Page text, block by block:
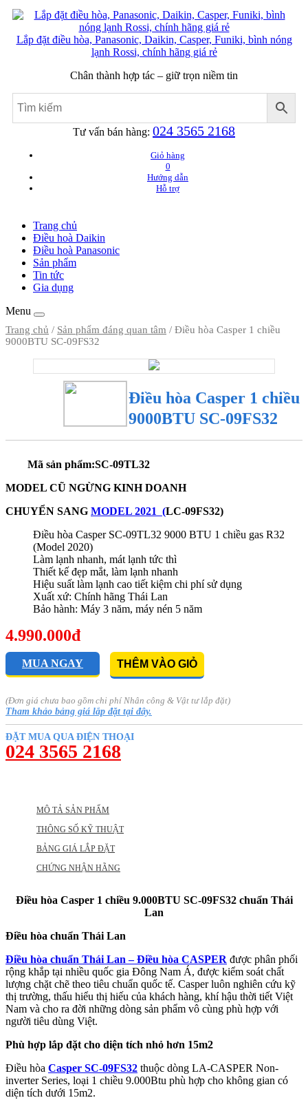
Lắp đặt điều hòa, Panasonic, Daikin, Casper, Funiki, bình nóng
lạnh Rossi, chính hãng giá rẻ
Chân thành hợp tác – giữ trọn niềm tin
Tư vấn bán hàng: 024 3565 2168
Giỏ hàng
0
Hướng dẫn
Hỗ trợ
Trang chủ
Điều hoà Daikin
Điều hoà Panasonic
Sản phẩm
Tin tức
Gia dụng
Menu
Trang chủ / Sản phẩm đáng quan tâm / Điều hòa Casper 1 chiều
9000BTU SC-09FS32
Điều hòa Casper 1 chiều
9000BTU SC-09FS32
Mã sản phẩm:SC-09TL32
MODEL CŨ NGỪNG KINH DOANH
CHUYỂN SANG MODEL 2021 (LC-09FS32)
Điều hòa Casper SC-09TL32 9000 BTU 1 chiều gas R32
(Model 2020)
Làm lạnh nhanh, mát lạnh tức thì
Thiết kế đẹp mắt, làm lạnh nhanh
Hiệu suất làm lạnh cao tiết kiệm chi phí sử dụng
Xuất xứ: Chính hãng Thái Lan
Bảo hành: Máy 3 năm, máy nén 5 năm
4.990.000đ
MUA NGAY THÊM VÀO GIỎ
(Đơn giá chưa bao gồm chi phí Nhân công & Vật tư lắp đặt)
Tham khảo bảng giá lắp đặt tại đây.
ĐẶT MUA QUA ĐIỆN THOẠI
024 3565 2168
MÔ TẢ SẢN PHẨM
THÔNG SỐ KỸ THUẬT
BẢNG GIÁ LẮP ĐẶT
CHỨNG NHẬN HÃNG
Điều hòa Casper 1 chiều 9.000BTU SC-09FS32 chuẩn Thái
Lan
Điều hòa chuẩn Thái Lan
Điều hòa chuẩn Thái Lan – Điều hòa CASPER được phân phối
rộng khắp tại nhiều quốc gia Đông Nam Á, được kiểm soát chất
lượng chặt chẽ theo tiêu chuẩn quốc tế. Casper luôn nghiên cứu kỹ
thị trường, thấu hiểu thị hiếu của khách hàng, khí hậu thời tiết Việt
Nam và cho ra đời những dòng sản phẩm vô cùng phù hợp với
người tiêu dùng Việt.
Phù hợp lắp đặt cho diện tích nhỏ hơn 15m2
Điều hòa Casper SC-09FS32 thuộc dòng LA-CASPER Non-
inverter Series, loại 1 chiều 9.000Btu phù hợp cho không gian có
diện tích dưới 15m2.